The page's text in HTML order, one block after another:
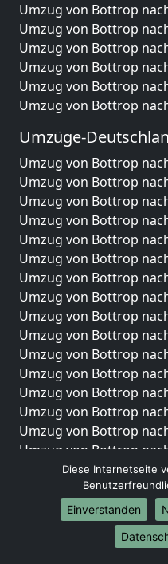
Umzug von Bottrop
Umzug von Bottrop
Umzug von Bottrop
Umzug von Bottrop
Umzug von Bottrop
Umzug von Bottrop
Umzüge-
Umzug von Bottrop
Umzug von Bottrop
Umzug von Bottrop
Umzug von Bottrop
Umzug von Bottrop
Umzug von Bottrop
Umzug von Bottrop
Umzug von Bottrop
Umzug von Bottrop
Umzug von Bottrop
Umzug von Bottrop
Umzug von Bottrop
Umzug von Bottrop
Umzug von Bottrop
Umzug von Bottrop
Umzug von Bottrop
Umzug von Bottrop
Umzug von Bottrop
Umzug von Bottrop
Umzug von Bottrop
Diese Internetseite
Einverstanden